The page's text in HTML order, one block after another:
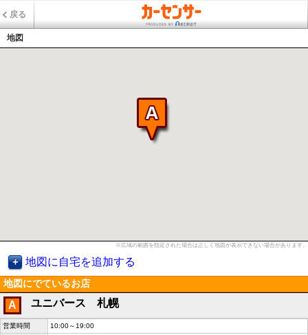
戻る
地図
※広域の範囲を指定された場合は正しく地図が表示できない場合があります。
地図に自宅を追加する
地図にでているお店
A ユニバース 札幌
営業時間
10:00～19:00